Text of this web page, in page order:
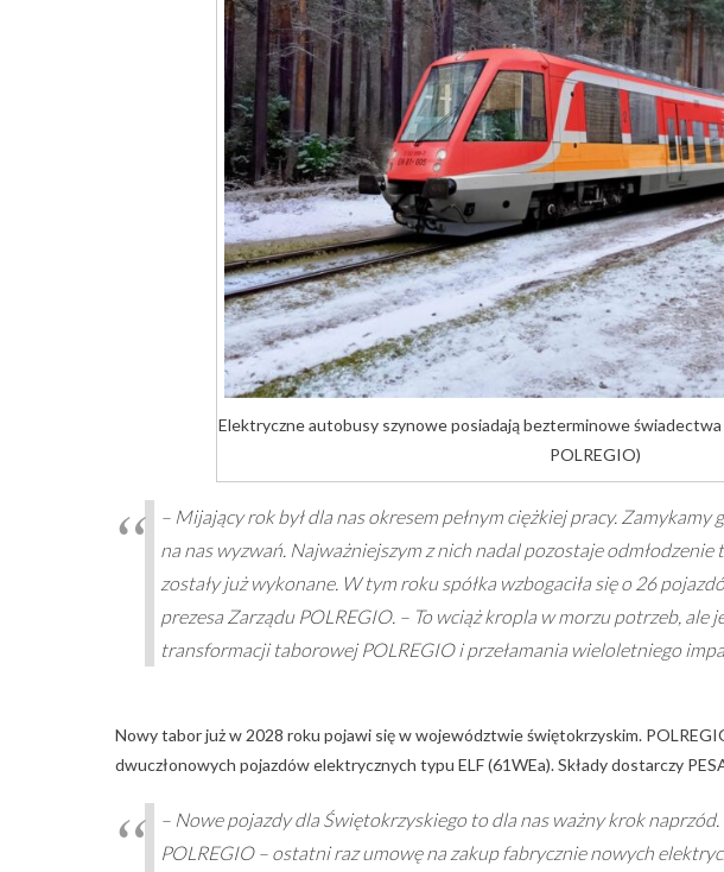
Elektryczne autobusy szynowe posiadają bezterminowe
POLREGIO)
– Mijający rok był dla nas okresem pełnym ciężkiej pracy. Zamykamy
na nas wyzwań. Najważniejszym z nich nadal pozostaje
zostały już wykonane. W tym roku spółka wzbogaciła się o 26
prezesa Zarządu POLREGIO. – To wciąż kropla w morzu potrzeb,
transformacji taborowej POLREGIO i przełamania wieloletniego
Nowy tabor już w 2028 roku pojawi się w województwie świętokrzyskim.
dwuczłonowych pojazdów elektrycznych typu ELF (61WEa). Składy dostarczy
– Nowe pojazdy dla Świętokrzyskiego to dla nas ważny krok
POLREGIO – ostatni raz umowę na zakup fabrycznie nowych